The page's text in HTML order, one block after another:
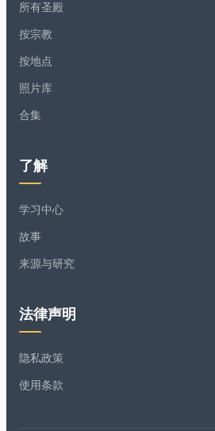
所有圣殿
按宗教
按地点
照片库
合集
了解
学习中心
故事
来源与研究
法律声明
隐私政策
使用条款